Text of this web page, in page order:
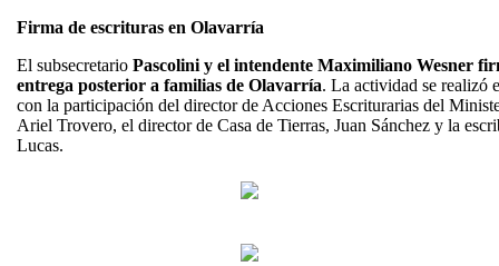
Firma de escrituras en Olavarría
El subsecretario Pascolini y el intendente Maximiliano Wesner
entrega posterior a familias de Olavarría. La actividad se realizó
con la participación del director de Acciones Escriturarias del
Ariel Trovero, el director de Casa de Tierras, Juan Sánchez y la
Lucas.